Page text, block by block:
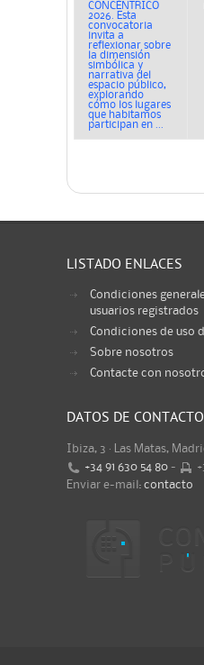
CONCÉNTRICO
2026. Esta
convocatoria
invita a
reflexionar sobre
la dimensión
simbólica y
narrativa del
espacio público,
explorando
cómo los lugares
que habitamos
participan en ...
LISTADO ENLACES
Condiciones
usuarios registrados
Condiciones de uso
Sobre nosotros
Contacte con
DATOS DE CONTACTO
Ibiza, 3 · Las Matas,
+34 91 630 54 80 -
Enviar e-mail: contacto